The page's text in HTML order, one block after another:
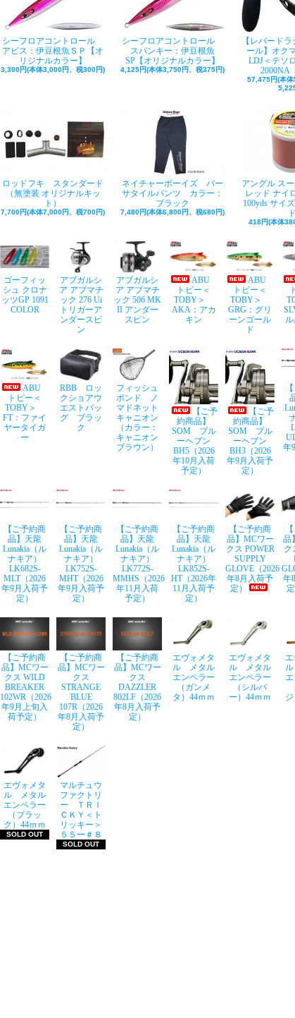
シーフロアコントロール
アビス：伊豆根魚ＳＰ【オ
リジナルカラー】
3,300円(本体3,000円、税300円)
シーフロアコントロール
スパンキー：伊豆根魚
SP【オリジナルカラー】
4,125円(本体3,750円、税375円)
【レバード
ール】オク
LDJ＜テソ
2000NA
57,475円(本
ロッドフキ スタンダード
（無塗装 オリジナルキッ
ト）
7,700円(本体7,000円、税700円)
ネイチャーボーイズ バー
サタイルパンツ カラー：
ブラック
7,480円(本体6,800円、税680円)
アングル ス
レッド ナイ
100yds サイ
ド
418円(本体
ゴーフィッ
シュ クロナ
ッツGP 1091
COLOR
アブガルシ
ア アブマチ
ック 276 Ui
トリガーア
ンダースピ
ン
アブガルシ
ア アブマチ
ック 506 MK
II アンダー
スピン
ABU
トビー＜
TOBY＞
AKA：アカ
キン
ABU
トビー＜
TOBY＞
GRG：グリ
ーンゴール
ド
ABU
トビー＜
TOBY＞
FT：ファイ
ヤータイガ
ー
RBB ロッ
クショアウ
エストバッ
グ ブラッ
ク
フィッシュ
ポンド ノ
マドネット
キャニオン
（カラー：
キャニオン
ブラウン）
【ご予
約商品】
SOM ブル
ーヘブン
BH5（2026
年10月入荷
予定）
【ご予
約商品】
SOM ブル
ーヘブン
BH3（2026
年9月入荷予
定）
年
【ご予約商
品】天龍
Lunakia（ル
ナキア）
LK682S-
MLT（2026
年9月入荷予
定）
【ご予約商
品】天龍
Lunakia（ル
ナキア）
LK752S-
MHT（2026
年9月入荷予
定）
【ご予約商
品】天龍
Lunakia（ル
ナキア）
LK772S-
MMHS（2026
年11月入荷
予定）
【ご予約商
品】天龍
Lunakia（ル
ナキア）
LK852S-
HT（2026年
11月入荷予
定）
【ご予約商
品】MCワー
クス POWER
SUPPLY
GLOVE（2026
年8月入荷予
定）
品
ク
年
定
【ご予約商
品】MCワー
クス WILD
BREAKER
102WR（2026
年9月上旬入
荷予定）
【ご予約商
品】MCワー
クス
STRANGE
BLUE
107R（2026
年8月入荷予
定）
【ご予約商
品】MCワー
クス
DAZZLER
802LF（2026
年8月入荷予
定）
エヴォメタ
ル メタル
エンペラー
（ガンメ
タ）44ｍｍ
エヴォメタ
ル メタル
エンペラー
（シルバ
ー）44ｍｍ
エヴォメタ
ル メタル
エンペラー
（ブラッ
ク）44ｍｍ
SOLD OUT
マルチュウ
ファクトリ
ー ＴＲＩ
ＣＫＹ＜ト
リッキー＞
５５ー＃８
SOLD OUT